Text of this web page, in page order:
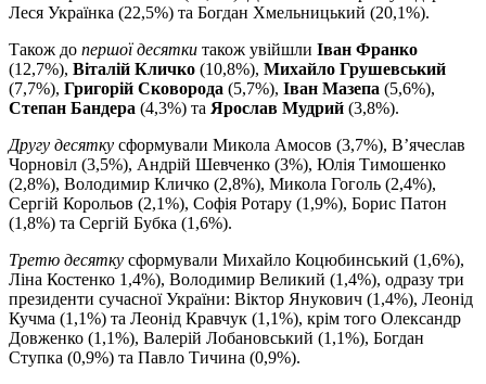
Леся Українка (22,5%) та Богдан Хмельницький (20,1%).
Також до першої десятки також увійшли Iван Франко
(12,7%), Вiталiй Кличко (10,8%), Михайло Грушевський
(7,7%), Григорiй Сковорода (5,7%), Iван Мазепа (5,6%),
Степан Бандера (4,3%) та Ярослав Мудрий (3,8%).
Другу десятку сформували Микола Амосов (3,7%), В’ячеслав
Чорновiл (3,5%), Андрiй Шевченко (3%), Юлiя Тимошенко
(2,8%), Володимир Кличко (2,8%), Микола Гоголь (2,4%),
Сергiй Корольов (2,1%), Софiя Ротару (1,9%), Борис Патон
(1,8%) та Сергiй Бубка (1,6%).
Третю десятку сформували Михайло Коцюбинський (1,6%),
Лiна Костенко 1,4%), Володимир Великий (1,4%), одразу три
президенти сучасної України: Вiктор Янукович (1,4%), Леонiд
Кучма (1,1%) та Леонiд Кравчук (1,1%), крім того Олександр
Довженко (1,1%), Валерiй Лобановський (1,1%), Богдан
Ступка (0,9%) та Павло Тичина (0,9%).